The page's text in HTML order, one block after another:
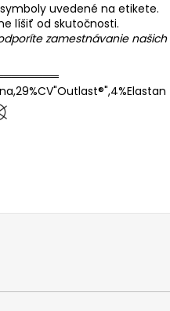
uvedené na etikete.
líšiť od skutočnosti.
zamestnávanie